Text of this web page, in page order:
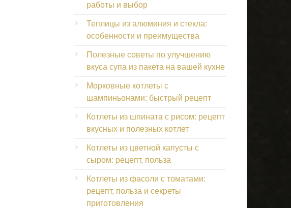
работы и выбор
Теплицы из алюминия и стекла:
особенности и преимущества
Полезные советы по улучшению
вкуса супа из пакета на вашей кухне
Морковные котлеты с
шампиньонами: быстрый рецепт
Котлеты из шпината с рисом: рецепт
вкусных и полезных котлет
Котлеты из цветной капусты с
сыром: рецепт, польза
Котлеты из фасоли с томатами:
рецепт, польза и секреты
приготовления